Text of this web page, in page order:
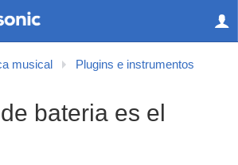
musical
Plugins e instrumentos
bateria es el